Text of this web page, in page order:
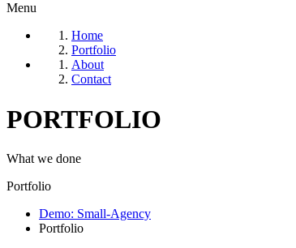
Menu
Home
Portfolio
About
Contact
PORTFOLIO
What we done
Portfolio
Demo: Small-Agency
Portfolio